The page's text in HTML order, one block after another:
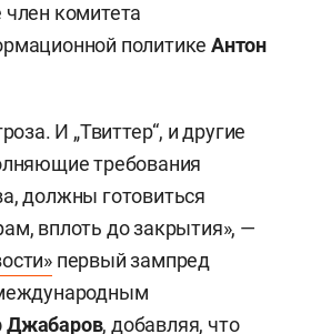
комитета
политике Антон
И „Твиттер“, и другие
требования
должны готовиться
вплоть до закрытия», —
первый зампред
Джабаров, добавляя, что